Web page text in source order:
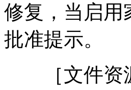
修复，当启用
批准提示。
［文件资源